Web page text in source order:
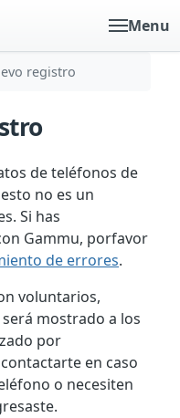
Menu
registro
de teléfonos de
no es un
Si has
Gammu, porfavor
de errores.
voluntarios,
mostrado a los
por
en caso
o necesiten